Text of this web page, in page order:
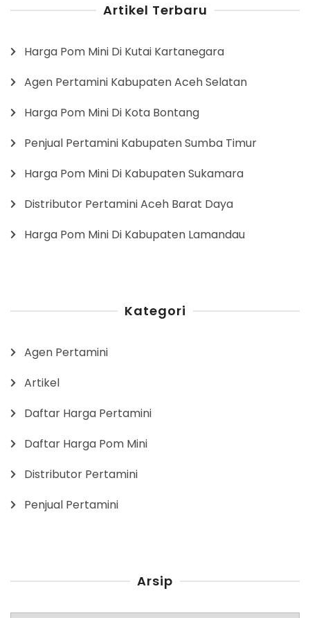
Artikel Terbaru
Harga Pom Mini Di Kutai Kartanegara
Agen Pertamini Kabupaten Aceh Selatan
Harga Pom Mini Di Kota Bontang
Penjual Pertamini Kabupaten Sumba Timur
Harga Pom Mini Di Kabupaten Sukamara
Distributor Pertamini Aceh Barat Daya
Harga Pom Mini Di Kabupaten Lamandau
Kategori
Agen Pertamini
Artikel
Daftar Harga Pertamini
Daftar Harga Pom Mini
Distributor Pertamini
Penjual Pertamini
Arsip